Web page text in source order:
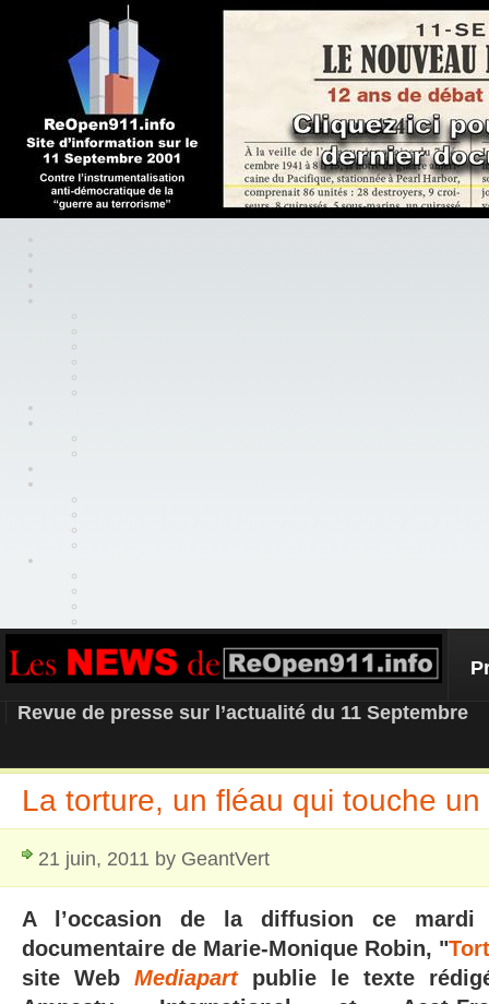
REOPEN911 – NEWS
Revue de presse sur l’actualité du 11 Septembre
La torture, un fléau qui touche
21 juin, 2011 by GeantVert
A l’occasion de la diffusion ce
documentaire de Marie-Monique Robin, "
site Web Mediapart
publie le texte